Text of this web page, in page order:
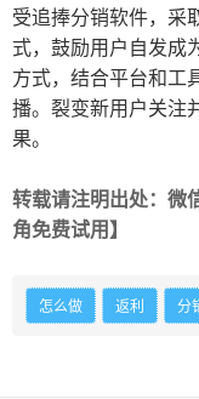
受追捧分销软件，采
式，鼓励用户自发成
方式，结合平台和工
播。裂变新用户关注
果。
转载请注明出处：微
角免费试用】
怎么做 返利 分